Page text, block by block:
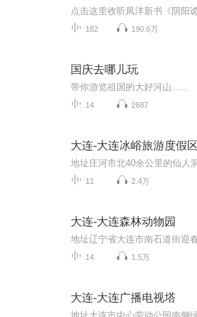
182 190.6万
国庆去哪儿玩
带你游览祖国的大好河山……
14 2687
大连-大连冰峪旅游度假区
11 2.4万
大连-大连森林动物园
14 1.5万
大连-大连广播电视塔